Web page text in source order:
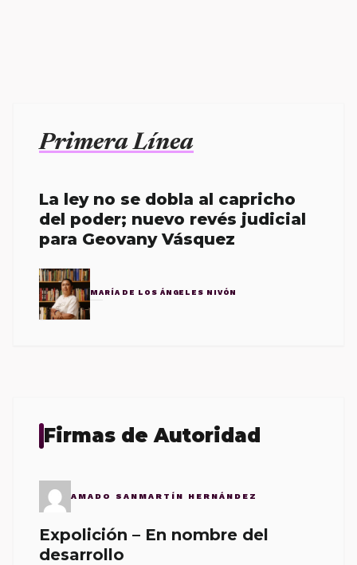
Primera Línea
La ley no se dobla al capricho
del poder; nuevo revés judicial
para Geovany Vásquez
MARÍA DE LOS ÁNGELES NIVÓN
Firmas de Autoridad
AMADO SANMARTÍN HERNÁNDEZ
Expolición – En nombre del
desarrollo